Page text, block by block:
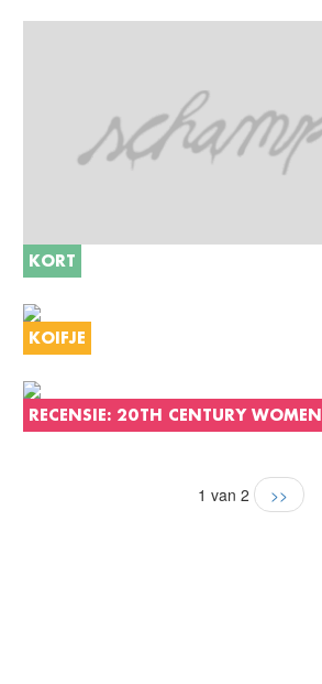
KORT
KOIFJE
RECENSIE: 20TH CENTURY WOMEN
1 van 2 >>